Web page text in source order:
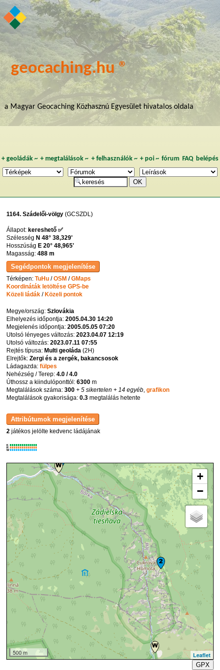
geocaching.hu ®
a Magyar Geocaching Közhasznú Egyesület hivatalos oldala
+ geoládák~ +megtalálások ~ + felhasználók~ + poi~ fórum FAQ belépés
1164. Szádelői-völgy (GCSZDL)
Állapot: kereshető ✅
Szélesség N 48° 38,329'
Hosszúság E 20° 48,965'
Magasság:488 m
Térképen:TuHu /OSM /GMaps
Koordináták letöltése GPS-be
Közeli ládák / Közeli pontok
Megye/ország:Szlovákia
Elhelyezés időpontja:2005.04.30 14:20
Megjelenés időpontja:2005.05.05 07:20
Utolsó lényeges változás:2023.04.07 12:19
Utolsó változás:2023.07.11 07:55
Rejtés típusa: Multi geoláda (2H)
Elrejtők:Zergi és a zergék, bakancsosok
Ládagazda:fülpes
Nehézség / Terep:4.0 / 4.0
Úthossz a kiindulóponttól:6300 m
Megtalálások száma:300 + 5 sikertelen + 14 egyéb,grafikon
Megtalálások gyakorisága:0.3 megtalálás hetente
2 játékos jelölte kedvenc ládájának
K
R
W
+
−
500 m
Leaflet
GPX